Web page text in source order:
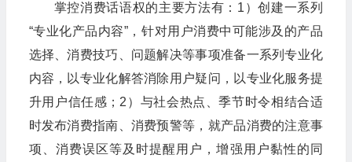
掌控消费话语权的主要方法有：1）创建一系列
“专业化产品内容”，针对用户消费中可能涉及的产品
选择、消费技巧、问题解决等事项准备一系列专业化
内容，以专业化解答消除用户疑问，以专业化服务提
升用户信任感；2）与社会热点、季节时令相结合适
时发布消费指南、消费预警等，就产品消费的注意事
项、消费误区等及时提醒用户，增强用户黏性的同